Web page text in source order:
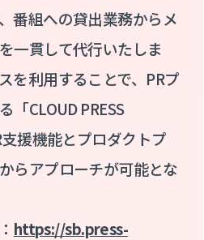
番組への貸出業務からメ
一貫して代行いたしま
を利用することで、PRプ
「CLOUD PRESS
援機能とプロダクトプ
らアプローチが可能とな
https://sb.press-